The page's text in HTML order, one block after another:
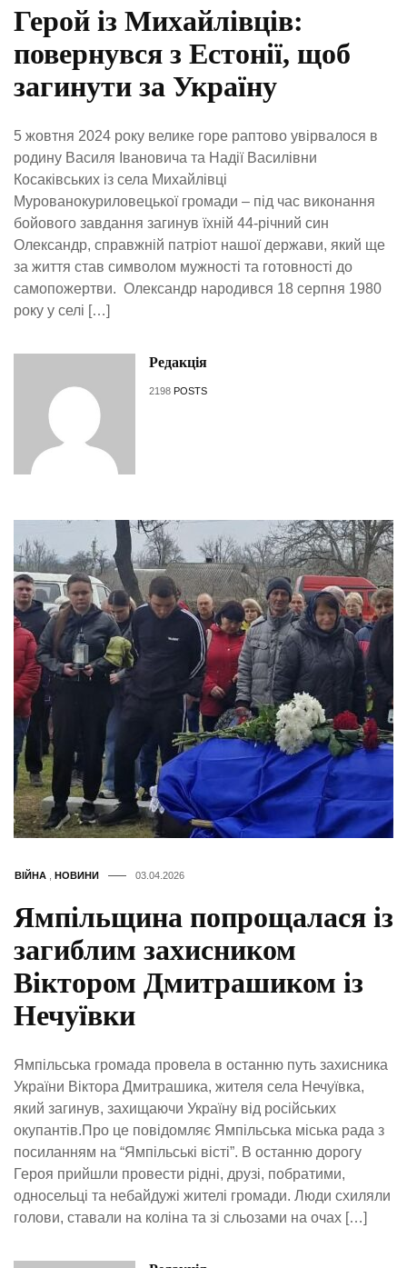
Герой із Михайлівців:
повернувся з Естонії, щоб
загинути за Україну
5 жовтня 2024 року велике горе раптово увірвалося в
родину Василя Івановича та Надії Василівни
Косаківських із села Михайлівці
Мурованокуриловецької громади – під час виконання
бойового завдання загинув їхній 44-річний син
Олександр, справжній патріот нашої держави, який ще
за життя став символом мужності та готовності до
самопожертви. Олександр народився 18 серпня 1980
року у селі […]
Редакція
2198 POSTS
ВІЙНА НОВИНИ 03.04.2026
Ямпільщина попрощалася із
загиблим захисником
Віктором Дмитрашиком із
Нечуївки
Ямпільська громада провела в останню путь захисника
України Віктора Дмитрашика, жителя села Нечуївка,
який загинув, захищаючи Україну від російських
окупантів.Про це повідомляє Ямпільська міська рада з
посиланням на “Ямпільські вісті”. В останню дорогу
Героя прийшли провести рідні, друзі, побратими,
односельці та небайдужі жителі громади. Люди схиляли
голови, ставали на коліна та зі сльозами на очах […]